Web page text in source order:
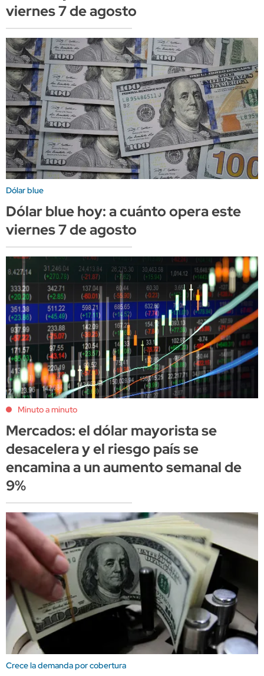
viernes 7 de agosto
Dólar blue
Dólar blue hoy: a cuánto opera este
viernes 7 de agosto
Minuto a minuto
Mercados: el dólar mayorista se
desacelera y el riesgo país se
encamina a un aumento semanal de
9%
Crece la demanda por cobertura